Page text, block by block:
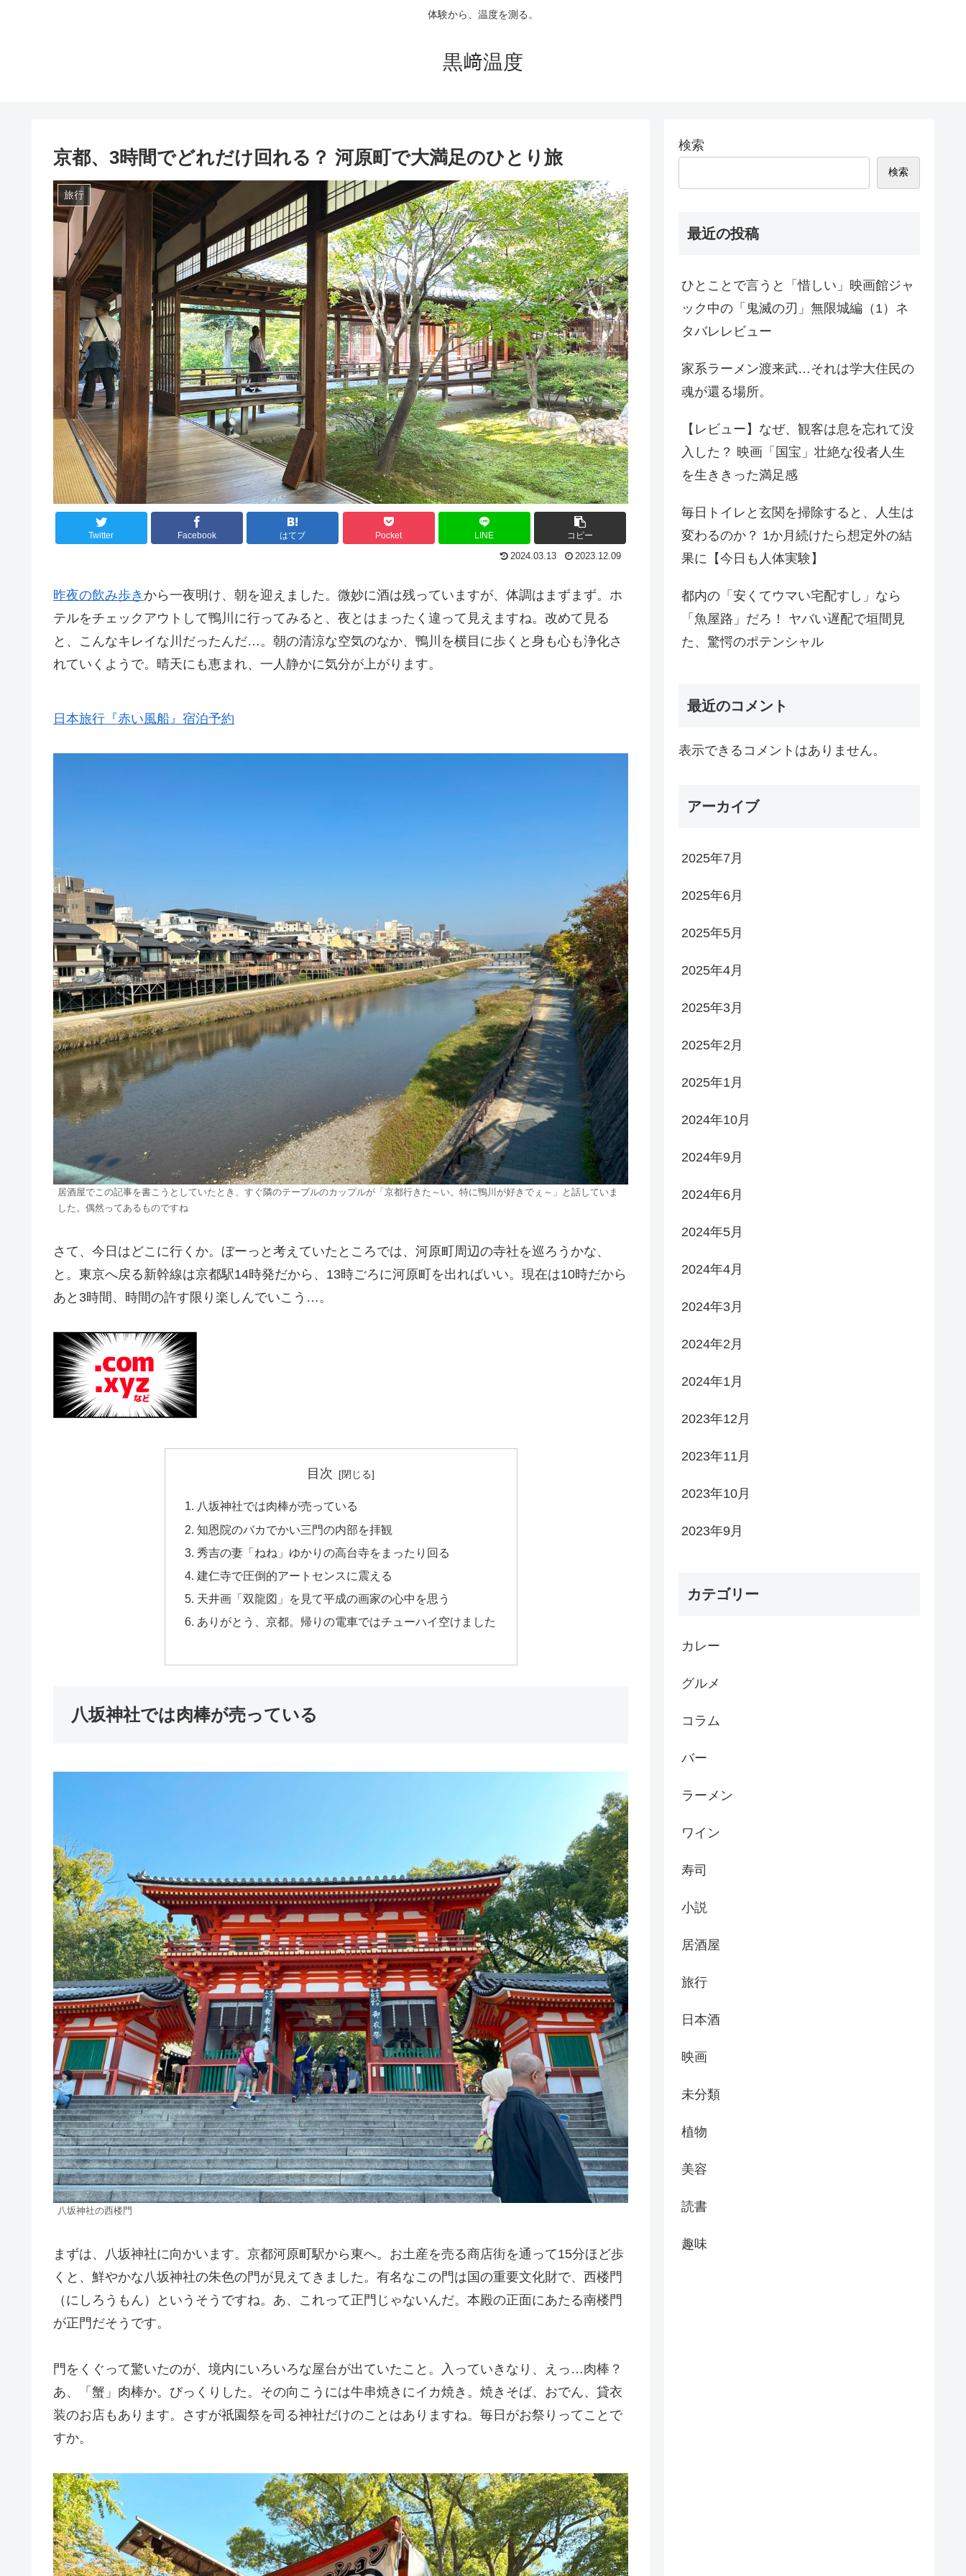
体験から、温度を測る。
黒﨑温度
京都、3時間でどれだけ回れる？ 河原町で大満足のひとり旅
旅行
Twitter Facebook はてブ Pocket LINE コピー
2024.03.13 2023.12.09
昨夜の飲み歩き から一夜明け、朝を迎えました。微妙に酒は残っていますが、体調はまずまず。ホ
テルをチェックアウトして鴨川に行ってみると、夜とはまったく違って見えますね。改めて見る
と、こんなキレイな川だったんだ…。朝の清涼な空気のなか、鴨川を横目に歩くと身も心も浄化さ
れていくようで。晴天にも恵まれ、一人静かに気分が上がります。
日本旅行『赤い風船』宿泊予約
居酒屋でこの記事を書こうとしていたとき、すぐ隣のテーブルのカップルが「京都行きた～い。特に鴨川が好きでぇ～」と話していま
した。偶然ってあるものですね
さて、今日はどこに行くか。ぼーっと考えていたところでは、河原町周辺の寺社を巡ろうかな、
と。東京へ戻る新幹線は京都駅14時発だから、13時ごろに河原町を出ればいい。現在は10時だから
あと3時間、時間の許す限り楽しんでいこう…。
目次
八坂神社では肉棒が売っている
知恩院のバカでかい三門の内部を拝観
秀吉の妻「ねね」ゆかりの高台寺をまったり回る
建仁寺で圧倒的アートセンスに震える
天井画「双龍図」を見て平成の画家の心中を思う
ありがとう、京都。帰りの電車ではチューハイ空けました
八坂神社では肉棒が売っている
八坂神社の西楼門
まずは、八坂神社に向かいます。京都河原町駅から東へ。お土産を売る商店街を通って15分ほど歩
くと、鮮やかな八坂神社の朱色の門が見えてきました。有名なこの門は国の重要文化財で、西楼門
（にしろうもん）というそうですね。あ、これって正門じゃないんだ。本殿の正面にあたる南楼門
が正門だそうです。
門をくぐって驚いたのが、境内にいろいろな屋台が出ていたこと。入っていきなり、えっ…肉棒？
あ、「蟹」肉棒か。びっくりした。その向こうには牛串焼きにイカ焼き。焼きそば、おでん、貸衣
装のお店もあります。さすが祇園祭を司る神社だけのことはありますね。毎日がお祭りってことで
すか。
検索
検索
最近の投稿
ひとことで言うと「惜しい」映画館ジャ
ック中の「鬼滅の刃」無限城編（1）ネ
タバレレビュー
家系ラーメン渡来武…それは学大住民の
魂が還る場所。
【レビュー】なぜ、観客は息を忘れて没
入した？ 映画「国宝」壮絶な役者人生
を生ききった満足感
毎日トイレと玄関を掃除すると、人生は
変わるのか？ 1か月続けたら想定外の結
果に【今日も人体実験】
都内の「安くてウマい宅配すし」なら
「魚屋路」だろ！ ヤバい遅配で垣間見
た、驚愕のポテンシャル
最近のコメント
表示できるコメントはありません。
アーカイブ
2025年7月
2025年6月
2025年5月
2025年4月
2025年3月
2025年2月
2025年1月
2024年10月
2024年9月
2024年6月
2024年5月
2024年4月
2024年3月
2024年2月
2024年1月
2023年12月
2023年11月
2023年10月
2023年9月
カテゴリー
カレー
グルメ
コラム
バー
ラーメン
ワイン
寿司
小説
居酒屋
旅行
日本酒
映画
未分類
植物
美容
読書
趣味